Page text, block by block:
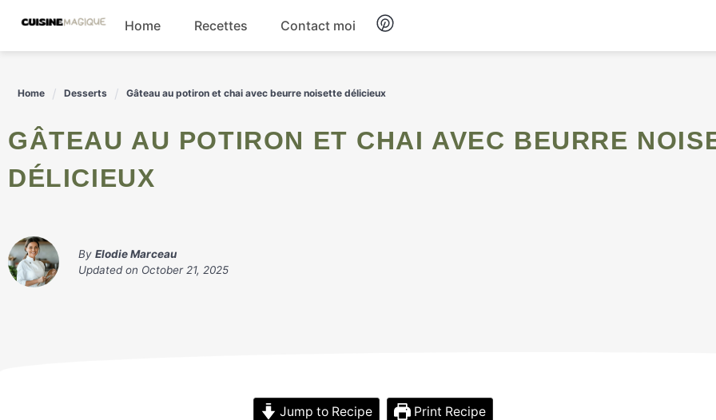
content
Home Recettes Contact moi
Home Desserts Gâteau au potiron et chai avec beurre noisette délicieux
GÂTEAU AU POTIRON ET CHAI AVEC BEURRE NOISETTE
DÉLICIEUX
By Elodie Marceau
Updated on October 21, 2025
Jump to Recipe Print Recipe